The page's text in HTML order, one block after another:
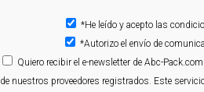
*He leído y acepto las
*Autorizo el envío de
Quiero recibir el e-newsletter de Abc-
de nuestros proveedores registrados. Este